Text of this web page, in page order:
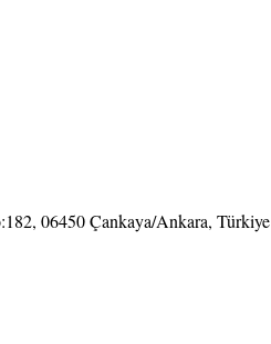
06450 Çankaya/Ankara, Türkiye